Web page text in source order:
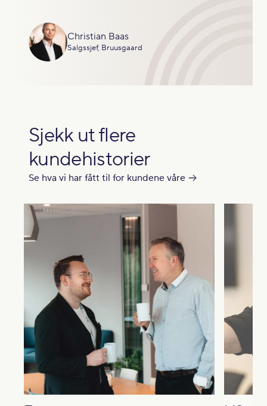
Christian Baas
Salgssjef, Bruusgaard
Sjekk ut flere
kundehistorier
Se hva vi har fått til for kundene våre